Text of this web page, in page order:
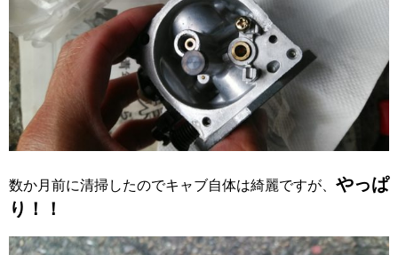
数か月前に清掃したのでキャブ自体は綺麗ですが、 やっぱ
り！！